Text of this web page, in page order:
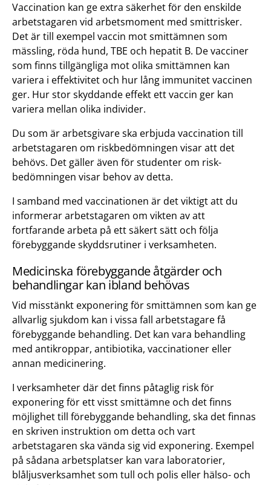
Vaccination kan ge extra säkerhet för den enskilde
arbetstagaren vid arbetsmoment med smittrisker.
Det är till exempel vaccin mot smittämnen som
mässling, röda hund, TBE och hepatit B. De vacciner
som finns tillgängliga mot olika smittämnen kan
variera i effektivitet och hur lång immunitet vaccinen
ger. Hur stor skyddande effekt ett vaccin ger kan
variera mellan olika individer.
Du som är arbetsgivare ska erbjuda vaccination till
arbetstagaren om riskbedömningen visar att det
behövs. Det gäller även för studenter om risk­
bedömningen visar behov av detta.
I samband med vaccinationen är det viktigt att du
informerar arbetstagaren om vikten av att
fortfarande arbeta på ett säkert sätt och följa
förebyggande skyddsrutiner i verksamheten.
Medicinska förebyggande åtgärder och
behandlingar kan ibland behövas
Vid misstänkt exponering för smittämnen som kan ge
allvarlig sjukdom kan i vissa fall arbetstagare få
förebyggande behandling. Det kan vara behandling
med antikroppar, antibiotika, vaccinationer eller
annan medi­cinering.
I verksamheter där det finns påtaglig risk för
exponering för ett visst smittämne och det finns
möjlighet till förebyggande behandling, ska det finnas
en skriven instruktion om detta och vart
arbetstagaren ska vända sig vid exponering. Exempel
på sådana arbetsplatser kan vara laboratorier,
blåljusverksamhet som tull och polis eller hälso- och